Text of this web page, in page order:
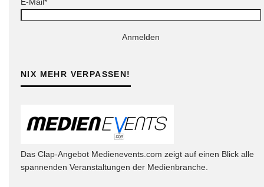
Anmelden
NIX MEHR VERPASSEN!
Das Clap-Angebot Medienevents.com zeigt auf einen Blick alle
spannenden Veranstaltungen der Medienbranche.